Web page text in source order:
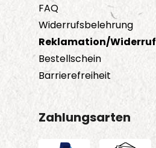
FAQ
Widerrufsbelehrung
Reklamation/Widerruf
Bestellschein
Barrierefreiheit
Zahlungsarten